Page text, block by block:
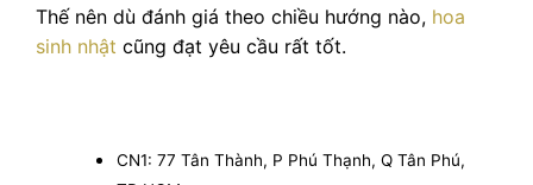
Thế nên dù đánh giá theo chiều hướng nào, hoa
sinh nhật cũng đạt yêu cầu rất tốt.
CN1: 77 Tân Thành, P Phú Thạnh, Q Tân Phú,